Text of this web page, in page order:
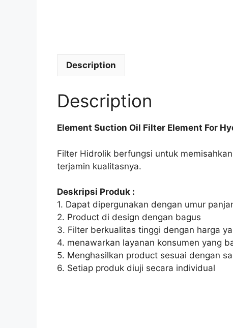
Description
Description
Element Suction Oil Filter Element For
Filter Hidrolik berfungsi untuk
terjamin kualitasnya.
Deskripsi Produk :
1. Dapat dipergunakan dengan umur
2. Product di design dengan bagus
3. Filter berkualitas tinggi dengan harga
4. menawarkan layanan konsumen yang
5. Menghasilkan product sesuai dengan
6. Setiap produk diuji secara individual